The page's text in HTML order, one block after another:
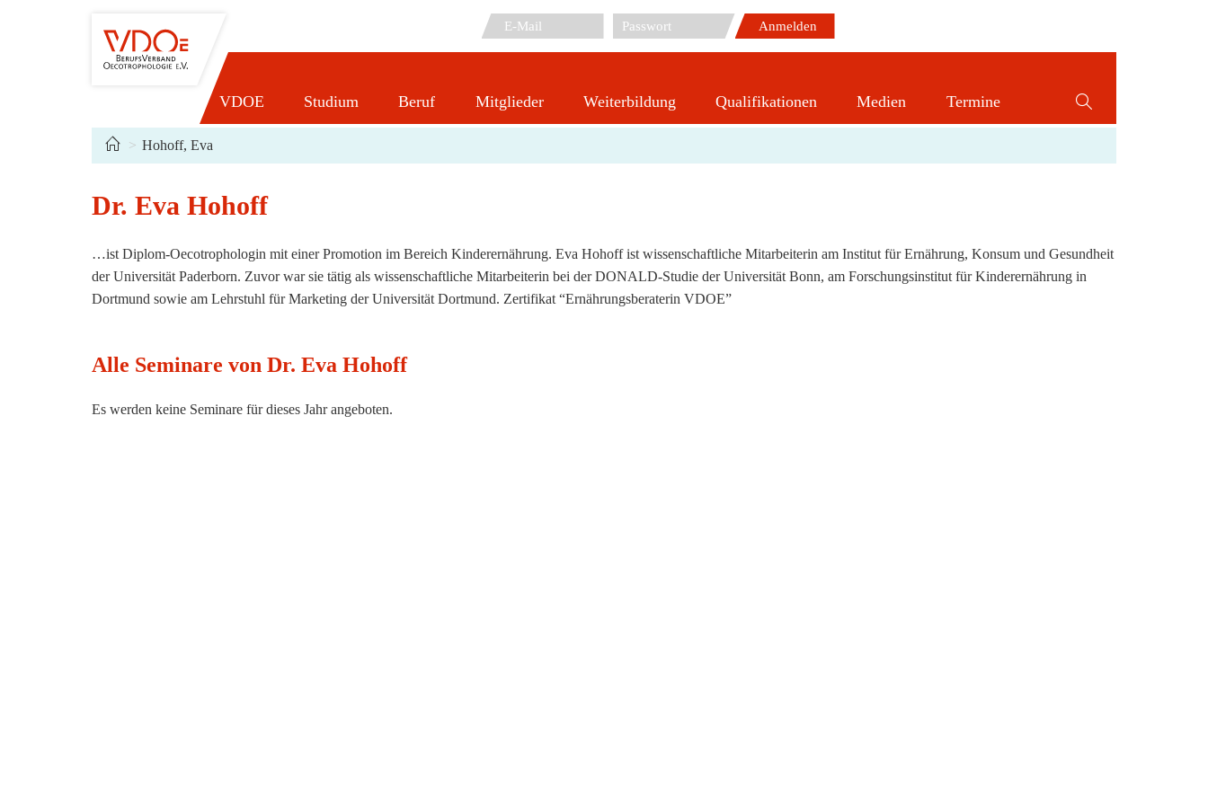
VDOE Studium Beruf Mitglieder Weiterbildung Qualifikationen Medien Termine
Website-
Suche
umschalten
Hohoff, Eva
> Hohoff, Eva
Dr. Eva Hohoff
…ist Diplom-Oecotrophologin mit einer Promotion im Bereich Kinderernährung. Eva Hohoff ist wissenschaftliche Mitarbeiterin am Institut für Ernährung, Konsum und Gesundheit
der Universität Paderborn. Zuvor war sie tätig als wissenschaftliche Mitarbeiterin bei der DONALD-Studie der Universität Bonn, am Forschungsinstitut für Kinderernährung in
Dortmund sowie am Lehrstuhl für Marketing der Universität Dortmund. Zertifikat “Ernährungsberaterin VDOE”
Alle Seminare von Dr. Eva Hohoff
Es werden keine Seminare für dieses Jahr angeboten.